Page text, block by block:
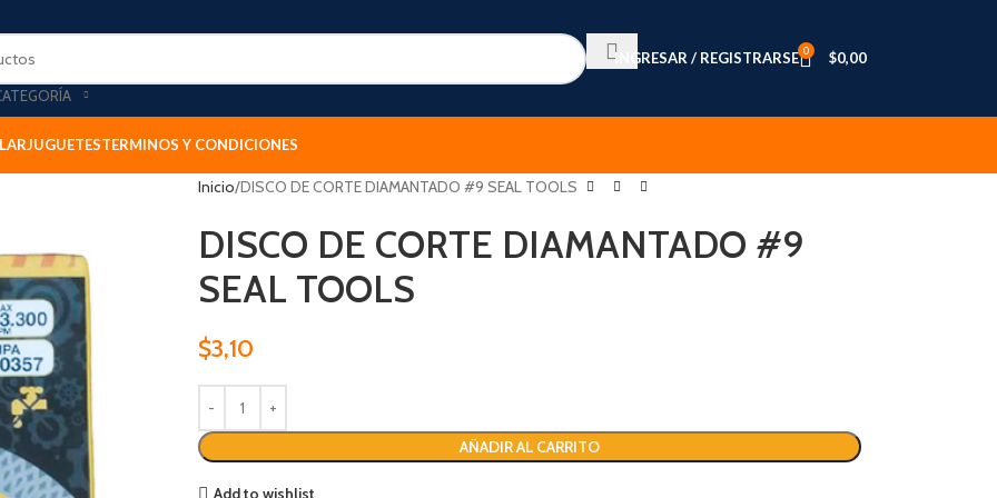
INGRESAR / REGISTRARSE 0 $0,00
JUGUETESTERMINOS Y CONDICIONES
Inicio DISCO DE CORTE DIAMANTADO #9 SEAL TOOLS
DISCO DE CORTE DIAMANTADO #9
SEAL TOOLS
$3,10
AÑADIR AL CARRITO
Add to wishlist